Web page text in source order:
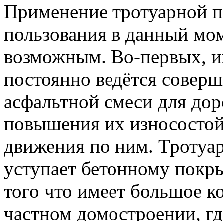
Применение тротуарной
пользования в данный
возможным. Во-первых,
постоянно ведётся
асфальтной смеси для
повышения их
движения по ним.
уступает бетонному
того что имеет большое
частном домостроении,